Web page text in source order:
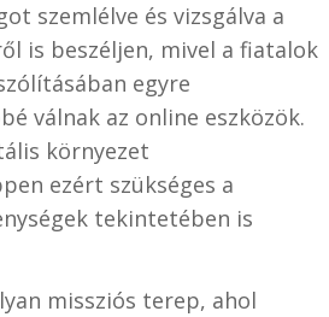
szemlélve és vizsgálva a
is beszéljen, mivel a fiatalok
egyre
válnak az online eszközök.
környezet
ezért szükséges a
tekintetében is
missziós terep, ahol